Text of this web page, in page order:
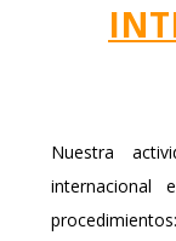
Nuestra
internacional
procedimientos: